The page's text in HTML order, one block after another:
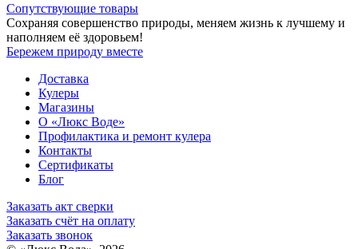
Сопутствующие товары
Сохраняя совершенство природы, меняем жизнь к лучшему и
наполняем её здоровьем!
Бережем природу вместе
Доставка
Кулеры
Магазины
О «Люкс Воде»
Профилактика и ремонт кулера
Контакты
Сертификаты
Блог
Заказать акт сверки
Заказать счёт на оплату
Заказать звонок